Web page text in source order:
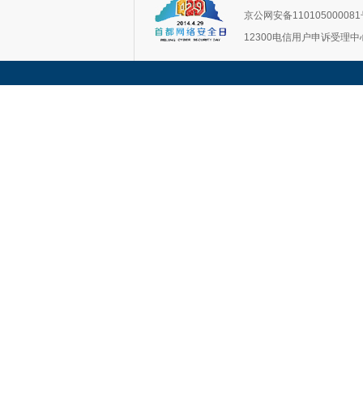
京公网安备110105000081
12300电信用户申诉受理中